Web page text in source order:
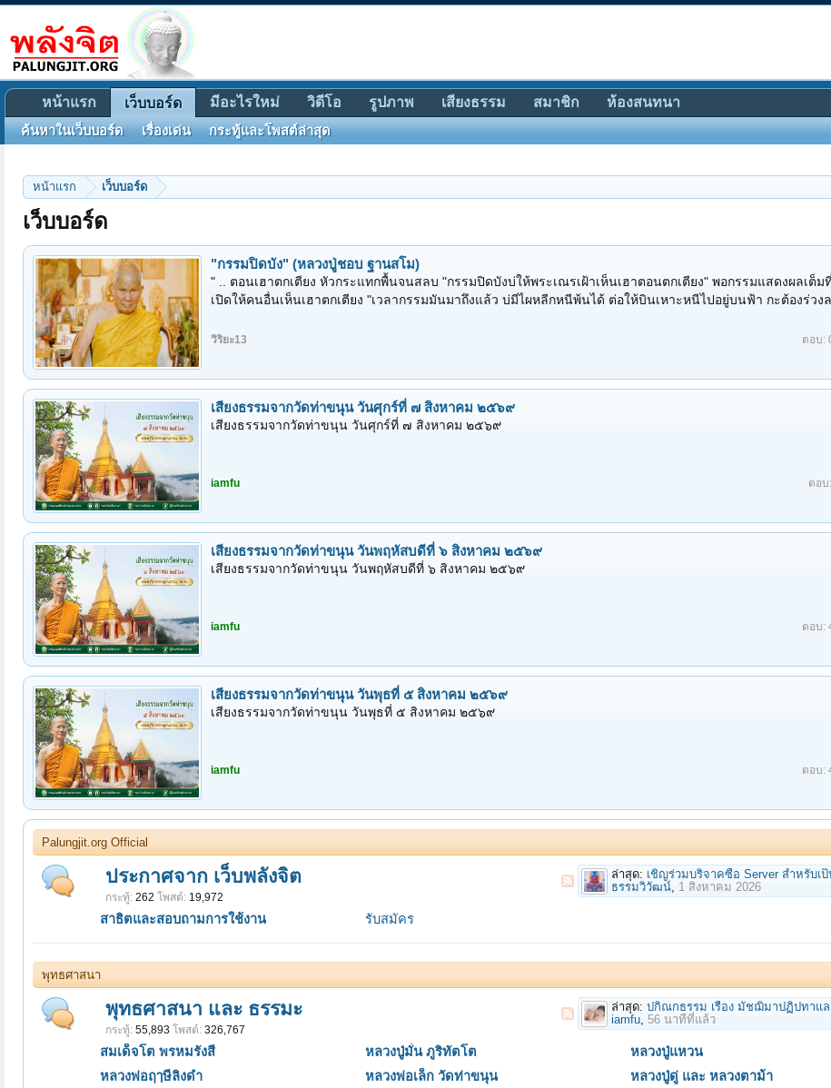
หน้าแรก เว็บบอร์ด
เว็บบอร์ด
เสียงธรรมจากวัดท่าขนุน วันอังคารที่ ๔ สิงหาคม ๒๕๖๙
เสียงธรรมจากวัดท่าขนุน วันอังคารที่ ๔ สิงหาคม ๒๕๖๙
iamfu ตอบ:
สู้กามราคะ อวัยวะเพศหญิงลอยเต็มหน้าในนิมิต/ ประวัติหลวงพ่อชา สุภัทโท
.
ยะธาพุทโมนะ ตอบ: 0
เสียงธรรมจากวัดท่าขนุน วันจันทร์ที่ ๓ สิงหาคม ๒๕๖๙
เสียงธรรมจากวัดท่าขนุน วันจันทร์ที่ ๓ สิงหาคม ๒๕๖๙
iamfu ตอบ:
เสียงธรรมจากวัดท่าขนุน วันอาทิตย์ที่ ๒ สิงหาคม ๒๕๖๙
เสียงธรรมจากวัดท่าขนุน วันอาทิตย์ที่ ๒ สิงหาคม ๒๕๖๙
iamfu ตอบ:
Palungjit.org Official
ประกาศจาก เว็บพลังจิต
กระทู้: 262 โพสต์: 19,972
สาธิตและสอบถามการใช้งาน รับสมัคร
ล่าสุด: เชิญร่วมบริจาคซื้อ Server สำหรับเป็นฐานข้อมูล เพื่อเว็บพลังจิตเผยแ
ธรรมวิวัฒน์, 1 สิงหาคม 2026
พุทธศาสนา
พุทธศาสนา และ ธรรมะ
กระทู้: 55,893 โพสต์: 326,767
สมเด็จโต พรหมรังสี หลวงปู่มั่น ภูริทัตโต
หลวงปู่แหวน
หลวงพ่อฤๅษีลิงดำ
หลวงพ่อเล็ก วัดท่าขนุน
หลวงปู่ดู่ และ หลวงตาม้า
ล่าสุด: ปกิณกธรรม เรื่อง มัชฌิมาปฏิปทาและการรักษา
iamfu, 56 นาทีที่แล้ว
หน้าแรก เว็บบอร์ด
ค้นหาในเว็บบอร์ด เรื่องเด่น กระทู้และโพสต์ล่าสุด
มีอะไรใหม่ วิดีโอ รูปภาพ เสียงธรรม สมาชิก ห้องสนทนา